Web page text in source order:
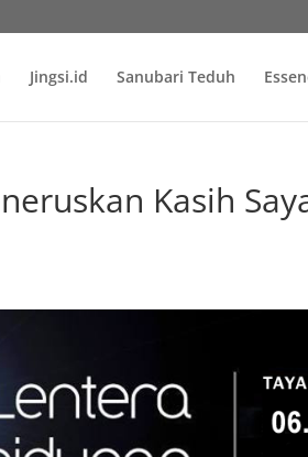
Jingsi.id Sanubari Teduh
Kasih